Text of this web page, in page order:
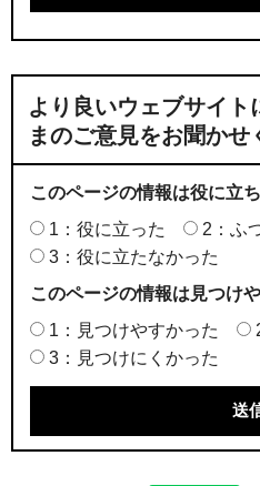
より良いウェブサイト
まのご意見をお聞かせ
このページの情報は役に立
1：役に立った
2：ふ
3：役に立たなかった
このページの情報は見つけ
1：見つけやすかった
3：見つけにくかった